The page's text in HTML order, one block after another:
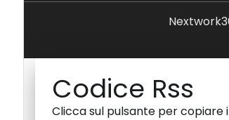
Codice Rss
Clicca sul pulsante per copiare